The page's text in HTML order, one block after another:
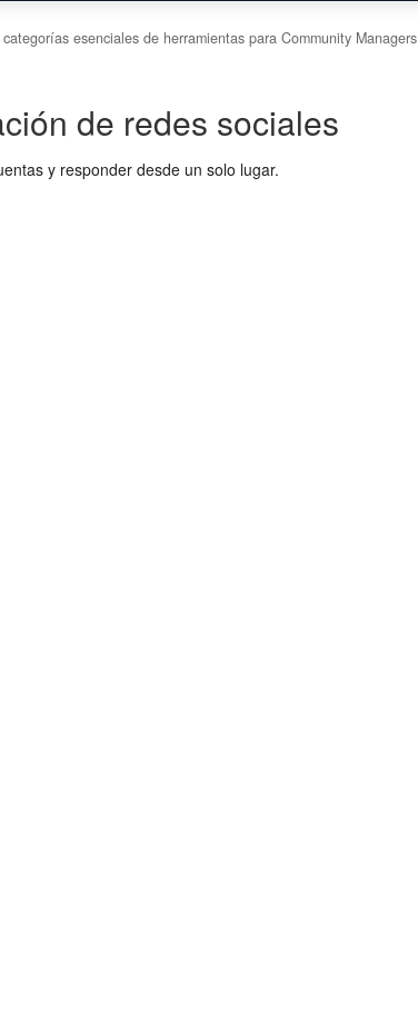
esenciales de herramientas para Community Managers
de redes sociales
y responder desde un solo lugar.